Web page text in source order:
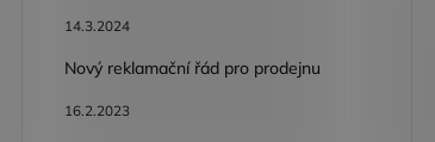
14.3.2024
Nový reklamační řád pro prodejnu
16.2.2023